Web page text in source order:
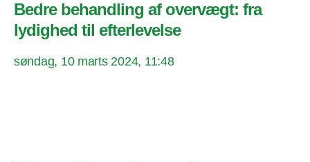
Bedre behandling af overvægt: fra
lydighed til efterlevelse
søndag, 10 marts 2024, 11:48